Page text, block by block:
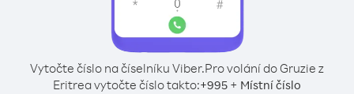
Vytočte číslo na číselníku Viber.Pro volání do Gruzie z
Eritrea vytočte číslo takto:+995 + Místní číslo